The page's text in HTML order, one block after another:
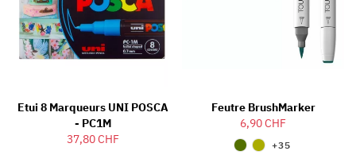
Etui 8 Marqueurs UNI POSCA
- PC1M
37,80 CHF
Feutre BrushMarker
6,90 CHF
+35